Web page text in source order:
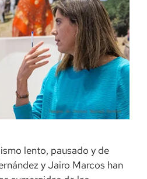
lento, pausado y de
y Jairo Marcos han